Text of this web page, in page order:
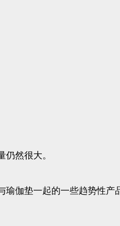
然很大。
伽垫一起的一些趋势性产